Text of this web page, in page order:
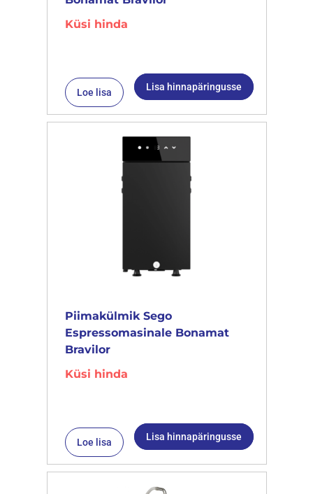
Küsi hinda
Loe lisa Lisa hinnapäringusse
Piimakülmik Sego
Espressomasinale Bonamat
Bravilor
Küsi hinda
Loe lisa Lisa hinnapäringusse